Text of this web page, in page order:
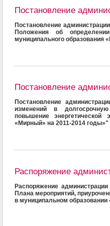
Постановление
Постановление
Положения об
муниципального образования
Постановление
Постановление
изменений в
повышение энергетической
«Мирный» на 2011-2014 годы»"
Распоряжение
Распоряжение
Плана мероприятий,
в муниципальном